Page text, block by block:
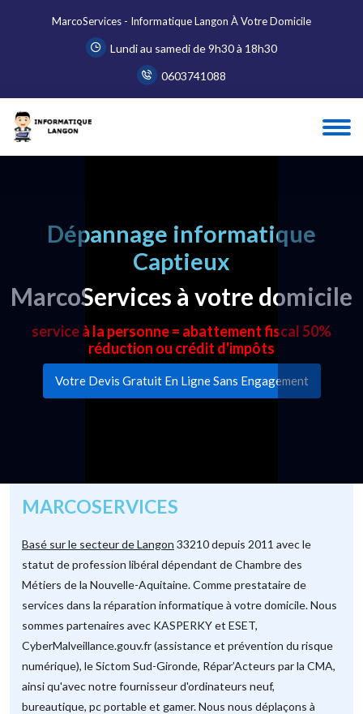
MarcoServices - Informatique Langon À Votre Domicile
Lundi au samedi de 9h30 à 18h30
0603741088
Dépannage informatique
Captieux
MarcoServices à votre domicile
service à la personne = abattement fiscal 50%
réduction ou crédit d'impôts
Votre Devis Gratuit En Ligne Sans Engagement
MARCOSERVICES
Basé sur le secteur de Langon 33210 depuis 2011 avec le
statut de profession libéral dépendant de Chambre des
Métiers de la Nouvelle-Aquitaine. Comme prestataire de
services dans la réparation informatique à votre domicile. Nous
sommes partenaires avec KASPERKY et ESET,
CyberMalveillance.gouv.fr (assistance et prévention du risque
numérique), le Sictom Sud-Gironde, Répar’Acteurs par la CMA,
ainsi qu'avec notre fournisseur d'ordinateurs neuf,
bureautique, pc portable et gamer. Nous nous déplaçons à